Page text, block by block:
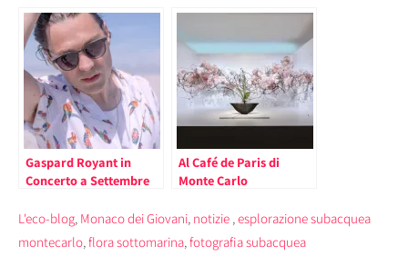
del Re della Savana
Gaspard Royant in
Concerto a Settembre
Al Café de Paris di
Monte Carlo
L'eco-blog, Monaco dei Giovani, notizie ,esplorazione subacquea
montecarlo,flora sottomarina,fotografia subacquea